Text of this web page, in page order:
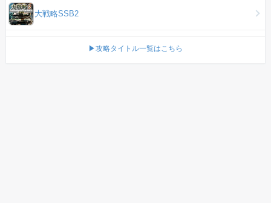
大戦略SSB2
▶攻略タイトル一覧はこちら